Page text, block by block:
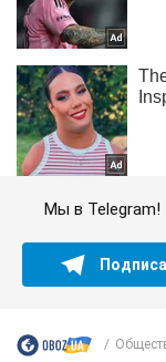
Мы в Telegram!